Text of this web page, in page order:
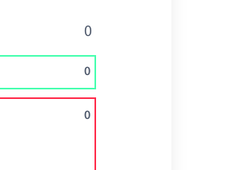
0
0
0